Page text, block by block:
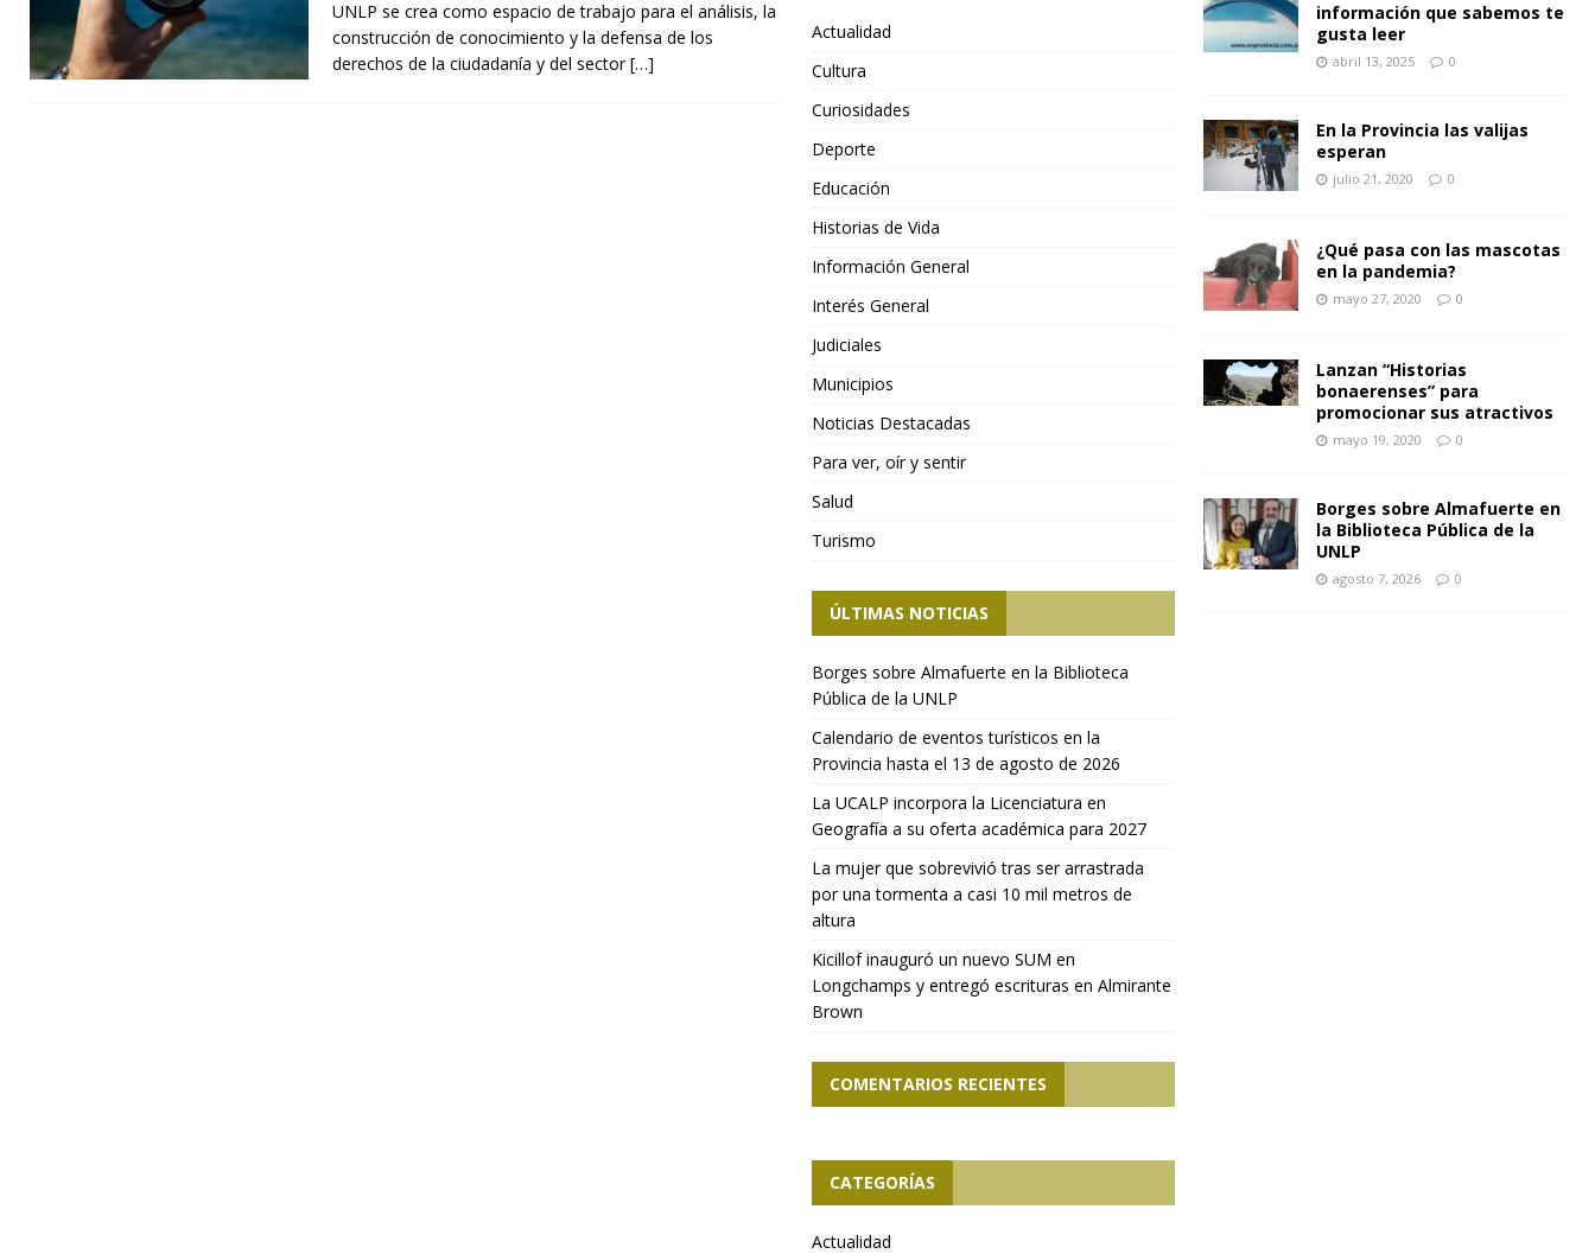
UNLP se crea como espacio de trabajo para el análisis, la
construcción de conocimiento y la defensa de los
derechos de la ciudadanía y del sector[…]
Actualidad
Cultura
Curiosidades
Deporte
Educación
Historias de Vida
Información General
Interés General
Judiciales
Municipios
Noticias Destacadas
Para ver, oír y sentir
Salud
Turismo
ÚLTIMAS NOTICIAS
Borges sobre Almafuerte en la Biblioteca
Pública de la UNLP
Calendario de eventos turísticos en la
Provincia hasta el 13 de agosto de 2026
La UCALP incorpora la Licenciatura en
Geografía a su oferta académica para 2027
La mujer que sobrevivió tras ser arrastrada
por una tormenta a casi 10 mil metros de
altura
Kicillof inauguró un nuevo SUM en
Longchamps y entregó escrituras en Almirante
Brown
COMENTARIOS RECIENTES
CATEGORÍAS
Actualidad
información que sabemos te
gusta leer
abril 13, 2025 0
En la Provincia las valijas
esperan
julio 21, 2020 0
¿Qué pasa con las mascotas
en la pandemia?
mayo 27, 2020 0
Lanzan “Historias
bonaerenses” para
promocionar sus atractivos
mayo 19, 2020 0
Borges sobre Almafuerte en
la Biblioteca Pública de la
UNLP
agosto 7, 2026 0